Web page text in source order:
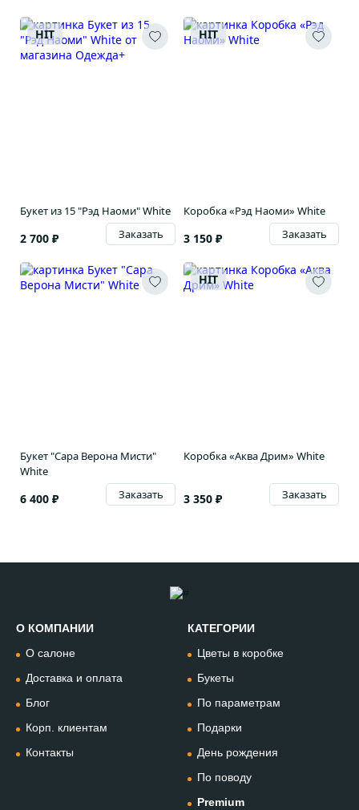
HIT
Букет из 15 "Рэд Наоми" White
2 700 ₽ Заказать
HIT
Коробка «Рэд Наоми» White
3 150 ₽ Заказать
Букет "Сара Верона Мисти"
White
6 400 ₽ Заказать
HIT
Коробка «Аква Дрим» White
3 350 ₽ Заказать
О КОМПАНИИ
О салоне
Доставка и оплата
Блог
Корп. клиентам
Контакты
КАТЕГОРИИ
Цветы в коробке
Букеты
По параметрам
Подарки
День рождения
По поводу
Premium
Позвонить
+74994954685
WhatsApp
+79912981236
@omflowersbot